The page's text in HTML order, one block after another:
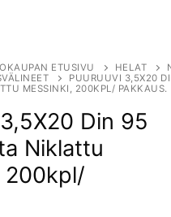
ETUSIVU HELAT
PUURUUVI 3,5X20
MESSINKI, 200KPL/ PAKKAUS.
Din 95
Niklattu
200kpl/